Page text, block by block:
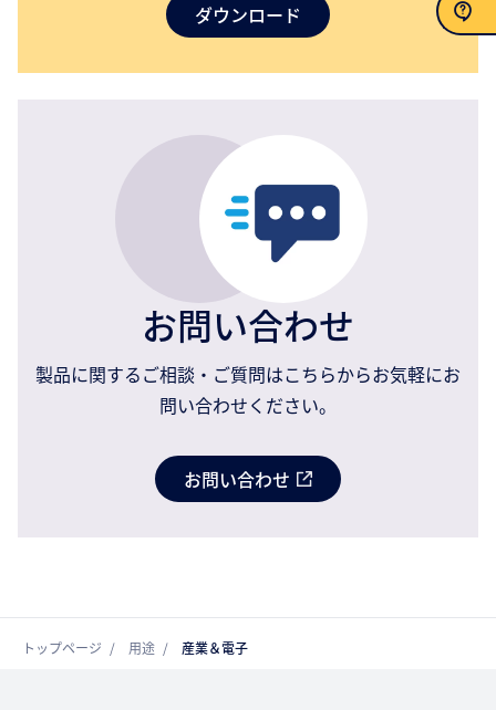
お問い合わせ
ダウンロード
お問い合わせ
製品に関するご相談・ご質問はこちらからお気軽にお
問い合わせください。
お問い合わせ
トップページ 用途 産業＆電子